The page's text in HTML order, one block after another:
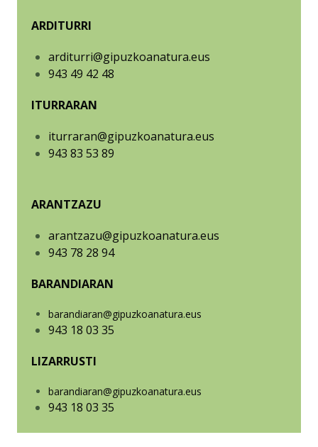
ARDITURRI
arditurri@gipuzkoanatura.eus
943 49 42 48
ITURRARAN
iturraran@gipuzkoanatura.eus
943 83 53 89
ARANTZAZU
arantzazu@gipuzkoanatura.eus
943 78 28 94
BARANDIARAN
barandiaran@gipuzkoanatura.eus
943 18 03 35
LIZARRUSTI
barandiaran@gipuzkoanatura.eus
943 18 03 35